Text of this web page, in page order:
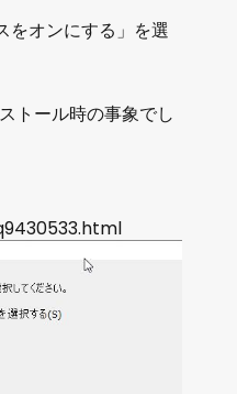
をオンにする」を選
トール時の事象でし